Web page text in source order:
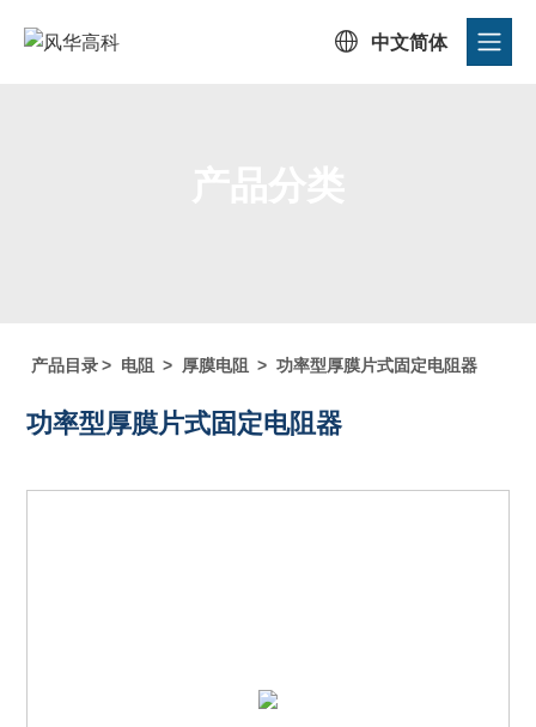
 中文简体
产品目录 > 电阻 > 厚膜电阻 > 功率型厚膜片式固定电阻器
功率型厚膜片式固定电阻器